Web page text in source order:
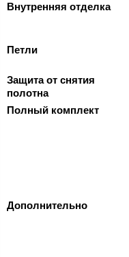
Внутренняя отделка
Петли
Защита от снятия
полотна
Полный комплект
Дополнительно